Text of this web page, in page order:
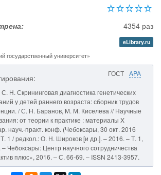
4354 раз
eLibrary.ru
государственный университет»
ГОСТ APA
Н. Скрининговая диагностика генетических
у детей раннего возраста: сборник трудов
/ С. Н. Баранов, М. М. Киселева // Научные
от теории к практике : материалы X
науч.-практ. конф. (Чебоксары, 30 окт. 2016
Т. 1 / редкол.: О. Н. Широков [и др.]. – 2016. – Т. 1,
Чебоксары: Центр научного сотрудничества
плюс», 2016. – С. 66-69. – ISSN 2413-3957.